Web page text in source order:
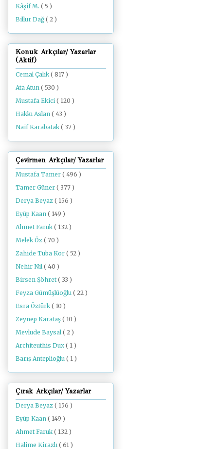
Kâşif M. ( 5 )
Billur Dağ ( 2 )
Konuk Arkçılar/ Yazarlar
(Aktif)
Cemal Çalık( 817 )
Ata Atun ( 530 )
Mustafa Ekici ( 120 )
Hakkı Aslan ( 43 )
Naif Karabatak( 37 )
Çevirmen Arkçılar/ Yazarlar
Mustafa Tamer ( 496 )
Tamer Güner ( 377 )
Derya Beyaz ( 156 )
Eyüp Kaan ( 149 )
Ahmet Faruk ( 132 )
Melek Öz ( 70 )
Zahide Tuba Kor ( 52 )
Nehir Nil ( 40 )
Birsen Şöhret ( 33 )
Feyza Gümüşlüoğlu ( 22 )
Esra Öztürk ( 10 )
Zeynep Karataş ( 10 )
Mevlude Baysal ( 2 )
Architeuthis Dux ( 1 )
Barış Anteplioğlu ( 1 )
Çırak Arkçılar/ Yazarlar
Derya Beyaz ( 156 )
Eyüp Kaan ( 149 )
Ahmet Faruk ( 132 )
Halime Kirazlı ( 61 )